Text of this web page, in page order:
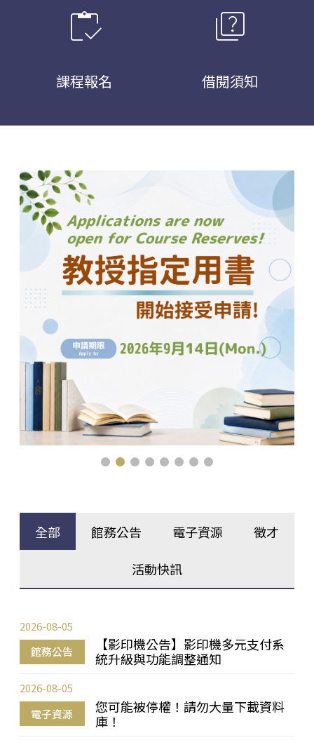
inventory
課程報名
quiz
借閱須知
全部 館務公告 電子資源 徵才
活動快訊
館務公告
【影印機公告】影印機多元支付系
統升級與功能調整通知
2026-08-05
電子資源
您可能被停權！請勿大量下載資料
庫！
2026-08-05